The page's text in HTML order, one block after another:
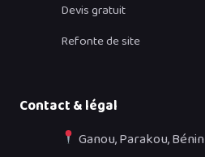
Devis gratuit
Refonte de site
Contact & légal
Ganou, Parakou, Bénin